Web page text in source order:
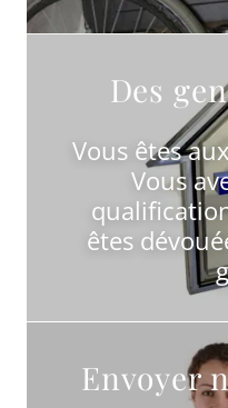
Des
Vous êtes
Vous
êtes
Envoyer